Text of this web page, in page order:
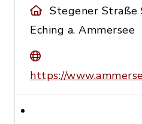
Stegener Straße
Eching a. Ammersee
https://